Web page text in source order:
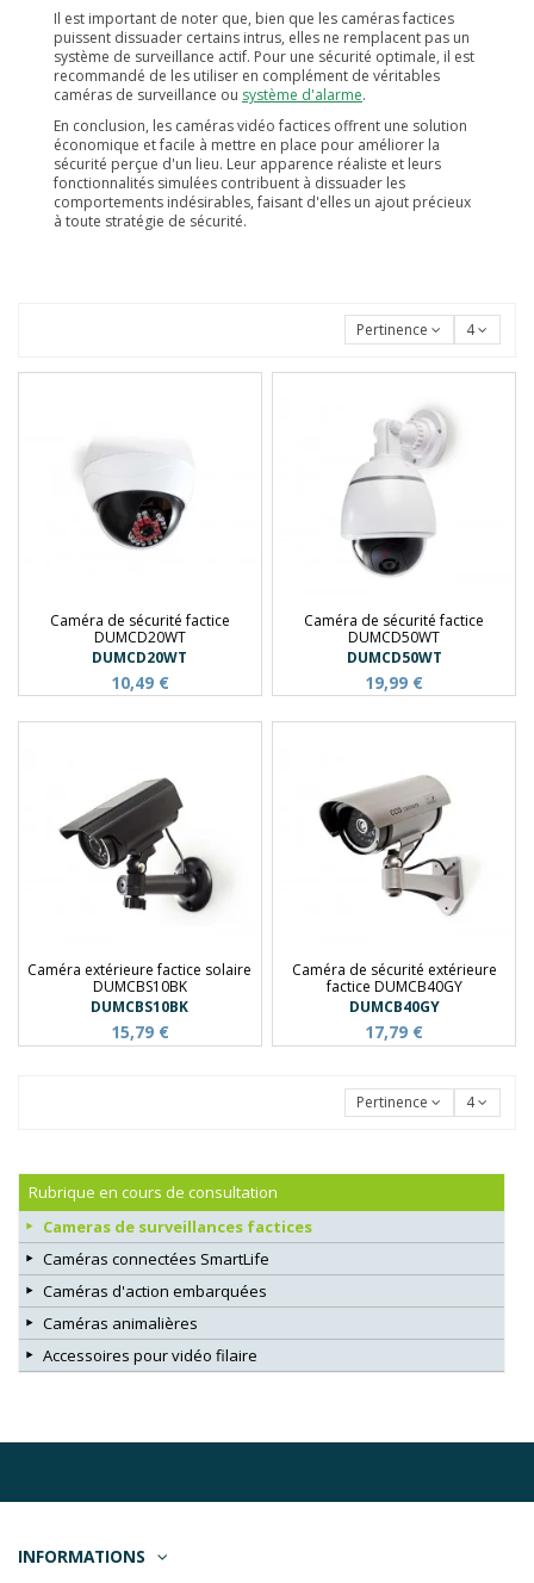
Il est important de noter que, bien que les caméras factices
puissent dissuader certains intrus, elles ne remplacent pas un
système de surveillance actif. Pour une sécurité optimale, il est
recommandé de les utiliser en complément de véritables
caméras de surveillance ou système d'alarme.
En conclusion, les caméras vidéo factices offrent une solution
économique et facile à mettre en place pour améliorer la
sécurité perçue d'un lieu. Leur apparence réaliste et leurs
fonctionnalités simulées contribuent à dissuader les
comportements indésirables, faisant d'elles un ajout précieux
à toute stratégie de sécurité.
Pertinence 4
Caméra de sécurité factice
DUMCD20WT
DUMCD20WT
10,49 €
Caméra de sécurité factice
DUMCD50WT
DUMCD50WT
19,99 €
Caméra extérieure factice solaire
DUMCBS10BK
DUMCBS10BK
15,79 €
Caméra de sécurité extérieure
factice DUMCB40GY
DUMCB40GY
17,79 €
Pertinence 4
Rubrique en cours de consultation
Cameras de surveillances factices
Caméras connectées SmartLife
Caméras d'action embarquées
Caméras animalières
Accessoires pour vidéo filaire
INFORMATIONS